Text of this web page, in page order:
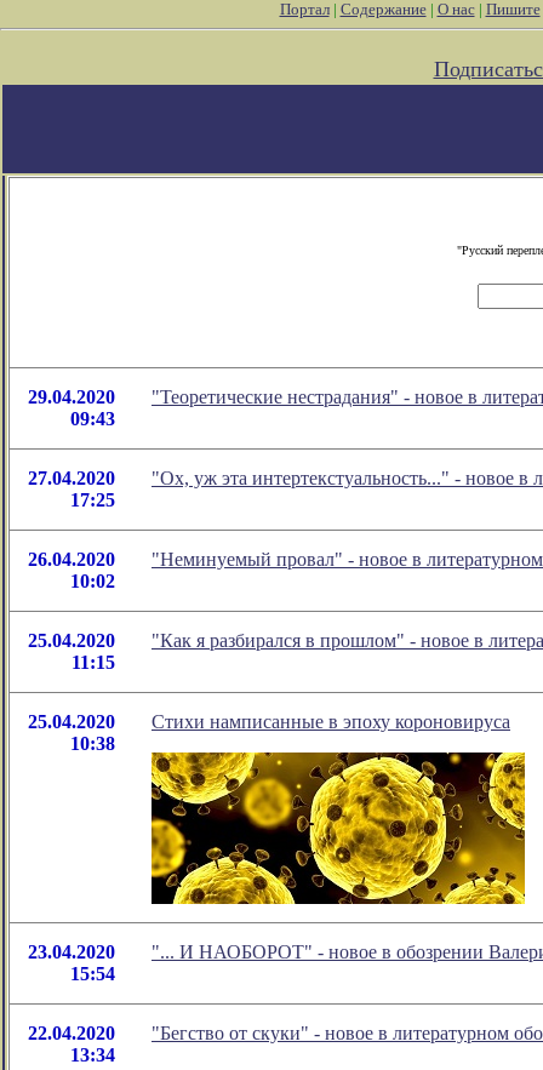
Портал| Содержание| О нас| Пишите
"Русский
29.04.2020
09:43
"Теоретические нестрадания" - новое в
27.04.2020
17:25
"Ох, уж эта интертекстуальность..." - новое
26.04.2020
10:02
"Неминуемый провал" - новое в
25.04.2020
11:15
"Как я разбирался в прошлом" - новое в
25.04.2020
10:38
Стихи намписанные в эпоху короновируса
23.04.2020
15:54
"... И НАОБОРОТ" - новое в обозрении
22.04.2020
13:34
"Бегство от скуки" - новое в литературном